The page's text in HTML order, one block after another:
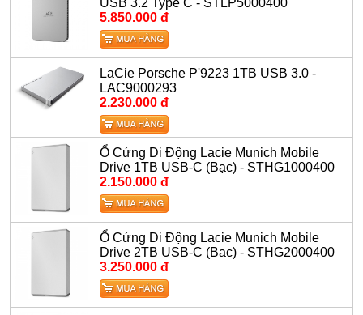
USB 3.2 Type C - STLP5000400
5.850.000 đ
LaCie Porsche P'9223 1TB USB 3.0 -
LAC9000293
2.230.000 đ
Ổ Cứng Di Động Lacie Munich Mobile
Drive 1TB USB-C (Bạc) - STHG1000400
2.150.000 đ
Ổ Cứng Di Động Lacie Munich Mobile
Drive 2TB USB-C (Bạc) - STHG2000400
3.250.000 đ